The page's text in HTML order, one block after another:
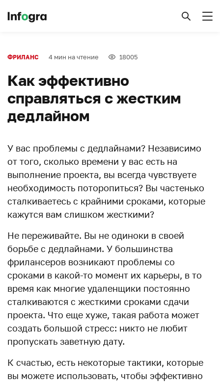
ФРИЛАНС 4 мин на чтение 18005
Как эффективно
справляться с жестким
дедлайном
У вас проблемы с дедлайнами? Независимо
от того, сколько времени у вас есть на
выполнение проекта, вы всегда чувствуете
необходимость поторопиться? Вы частенько
сталкиваетесь с крайними сроками, которые
кажутся вам слишком жесткими?
Не переживайте. Вы не одиноки в своей
борьбе с дедлайнами. У большинства
фрилансеров возникают проблемы со
сроками в какой-то момент их карьеры, в то
время как многие удаленщики постоянно
сталкиваются с жесткими сроками сдачи
проекта. Что еще хуже, такая работа может
создать большой стресс: никто не любит
пропускать заветную дату.
К счастью, есть некоторые тактики, которые
вы можете использовать, чтобы эффективно